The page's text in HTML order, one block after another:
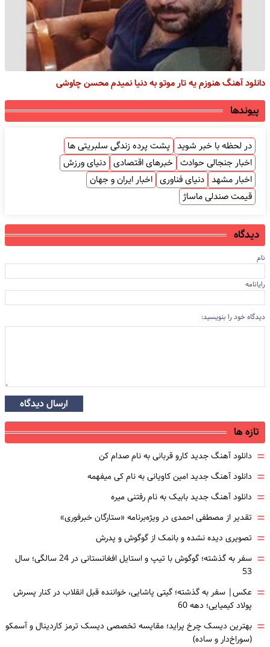
دانلود آهنگ هنوزم یه تار موتو به دنیا نمیدم محسن چاوشی
پیوندها
در لحظه با خبر شوید پشت پرده زندگی سلبریتی ها
اخبار جنجالی حوادث خبرهای اقتصادی دنیای ورزش
اخبار مشهد دنیای فناوری اخبار ایران و جهان
قیمت صندلی ماساژ
دیدگاه
نام
رایانامه
دیدگاه خود را بنویسید:
ارسال دیدگاه
تازه ها
= دانلود آهنگ جدید کارو قربانی به نام صدام کن
= دانلود آهنگ جدید امین کاویانی به نام کی میفهمه
= دانلود آهنگ جدید بابیک به نام رفتنی میره
= تقدیر از مصطفی احمدی در ویژه‌برنامه «ستارگان خبرفوری»
= تصویری دیده نشده و بانمک از گوگوش و پدرش
=
سفر به گذشته؛ گوگوش با تیپ و استایل افغانستانی در 24 سالگی؛ سال
53
= عکس| سفر به گذشته؛ گیتی پاشایی، خواننده قبل انقلاب در کنار پسرش
پولاد کیمیایی؛ دهه 60
= بهترین دیسک چرخ پراید؛ مقایسه تخصصی دیسک ترمز کاردینال و آسمکو
(سوراخ‌دار و ساده)